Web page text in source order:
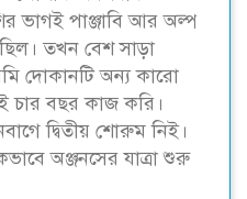
ভাগই পাঞ্জাবি আর অল্প
তখন বেশ সাড়া
দোকানটি অন্য কারো
চার বছর কাজ করি।
দ্বিতীয় শোরুম নিই।
অঞ্জনসের যাত্রা শুরু